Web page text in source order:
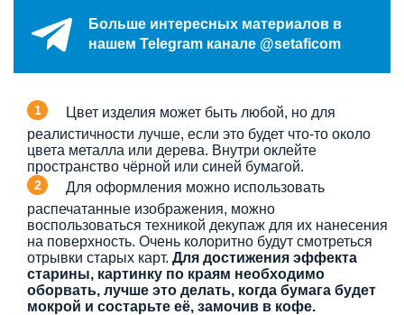
Больше интересных материалов в
нашем Telegram канале @setaficom
Цвет изделия может быть любой, но для
реалистичности лучше, если это будет что-то около
цвета металла или дерева. Внутри оклейте
пространство чёрной или синей бумагой.
Для оформления можно использовать
распечатанные изображения, можно
воспользоваться техникой декупаж для их нанесения
на поверхность. Очень колоритно будут смотреться
отрывки старых карт. Для достижения эффекта
старины, картинку по краям необходимо
оборвать, лучше это делать, когда бумага будет
мокрой и состарьте её, замочив в кофе.